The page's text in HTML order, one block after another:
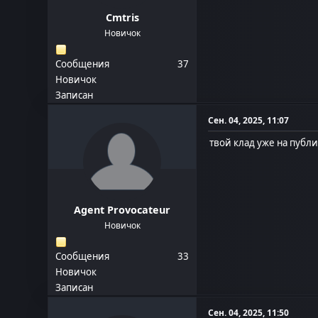
Cmtris
Новичок
Сообщения
37
Новичок
Записан
Agent Provocateur
Новичок
Сообщения
33
Новичок
Записан
Сен. 04, 2025, 11:07
твой клад уже на
Сен. 04, 2025, 11:50